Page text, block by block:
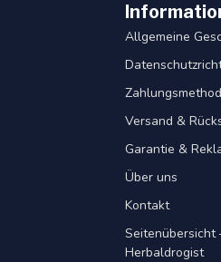
Allgemeine
Versand &
Garantie &
Über uns
Kontakt
Seitenübersicht
Herbaldrogist